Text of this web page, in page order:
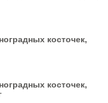
косточек,
косточек,